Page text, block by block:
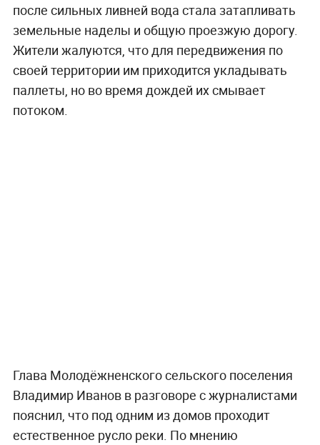
после сильных ливней вода стала затапливать
земельные наделы и общую проезжую дорогу.
Жители жалуются, что для передвижения по
своей территории им приходится укладывать
паллеты, но во время дождей их смывает
потоком.
Глава Молодёжненского сельского поселения
Владимир Иванов в разговоре с журналистами
пояснил, что под одним из домов проходит
естественное русло реки. По мнению